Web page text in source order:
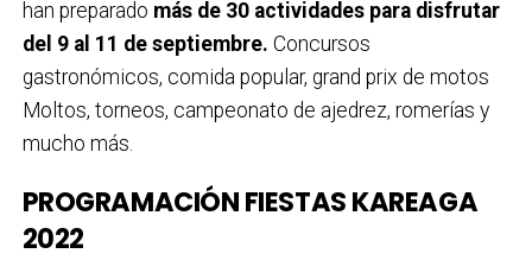
han preparado más de 30 actividades para disfrutar
del 9 al 11 de septiembre. Concursos
gastronómicos, comida popular, grand prix de motos
Moltos, torneos, campeonato de ajedrez, romerías y
mucho más.
PROGRAMACIÓN FIESTAS KAREAGA
2022